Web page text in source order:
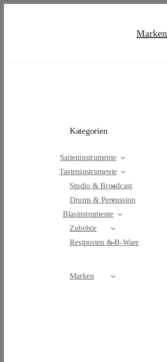
Marken
Kategorien
Saiteninstrumente
Tasteninstrumente
Studio & Broadcast
Drums & Percussion
Blasinstrumente
Zubehör
Restposten & B-Ware
Marken